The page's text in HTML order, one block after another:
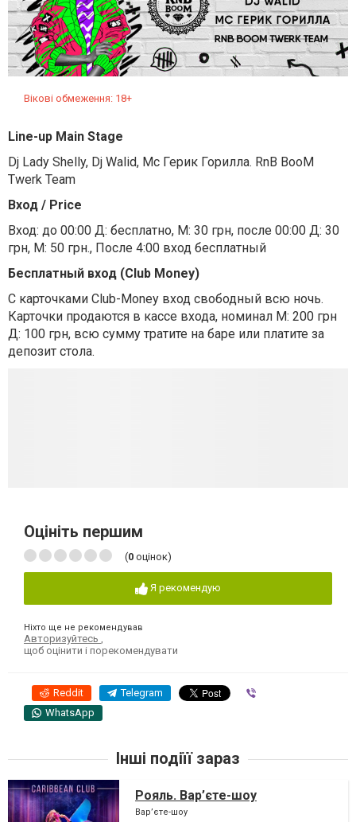
Вікові обмеження: 18+
Line-up Main Stage
Dj Lady Shelly, Dj Walid, Мс Герик Горилла. RnB BooM
Twerk Team
Вход / Price
Вход: до 00:00 Д: бесплатно, М: 30 грн, после 00:00 Д: 30
грн, М: 50 грн., После 4:00 вход бесплатный
Бесплатный вход (Club Money)
С карточками Club-Money вход свободный всю ночь.
Карточки продаются в кассе входа, номинал М: 200 грн
Д: 100 грн, всю сумму тратите на баре или платите за
депозит стола.
Оцініть першим
(0 оцінок)
Я рекомендую
Ніхто ще не рекомендував
Авторизуйтесь ,
щоб оцінити і порекомендувати
Reddit Telegram
WhatsApp
Інші подіїї зараз
Рояль. Вар’єте-шоу
Вар’єте-шоу